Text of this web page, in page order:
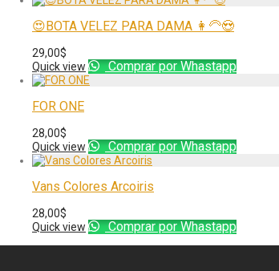
😍BOTA VELEZ PARA DAMA 👩‍🦳😍
29,00$
Quick view
Comprar por Whastapp
FOR ONE
28,00$
Quick view
Comprar por Whastapp
Vans Colores Arcoiris
28,00$
Quick view
Comprar por Whastapp